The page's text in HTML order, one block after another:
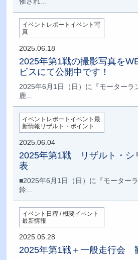
イベントレポートイベント写
真
2025.06.18
2025年第1戦の撮影写真を
ビスにて公開中です！
2025年6月1日（日）に『モーターラ
鹿...
イベントレポートイベント最
新情報リザルト・ポイント
2025.06.04
2025年第1戦 リザルト・シ
表
■2025年6月1日（日）に『モーター
鈴...
イベント日程 / 概要イベント
最新情報
2025.05.28
2025年第1戦＋一般走行会